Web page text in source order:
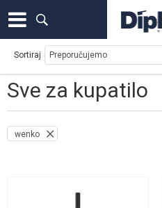
Sve za kupatilo
Sortiraj
wenko